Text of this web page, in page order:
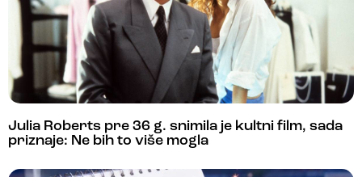
Julia Roberts pre 36 g. snimila je kultni film, sada
priznaje: Ne bih to više mogla